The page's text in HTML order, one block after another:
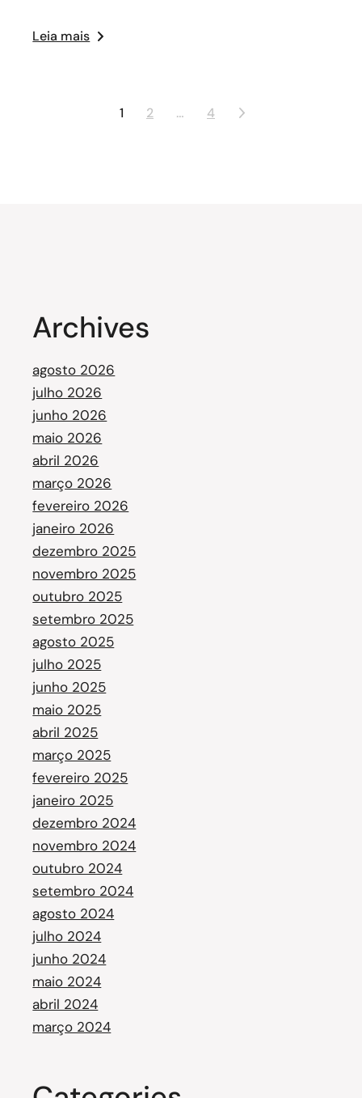
Leia mais
1 2 … 4
Archives
agosto 2026
julho 2026
junho 2026
maio 2026
abril 2026
março 2026
fevereiro 2026
janeiro 2026
dezembro 2025
novembro 2025
outubro 2025
setembro 2025
agosto 2025
julho 2025
junho 2025
maio 2025
abril 2025
março 2025
fevereiro 2025
janeiro 2025
dezembro 2024
novembro 2024
outubro 2024
setembro 2024
agosto 2024
julho 2024
junho 2024
maio 2024
abril 2024
março 2024